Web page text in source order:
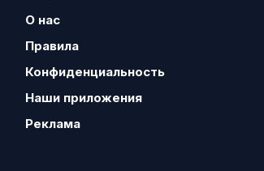
О нас
Правила
Конфиденциальность
Наши приложения
Реклама